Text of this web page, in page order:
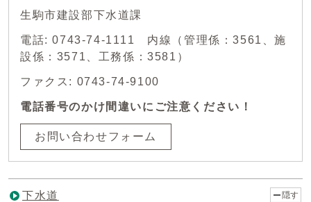
生駒市建設部下水道課
電話: 0743-74-1111 内線（管理係：3561、施
設係：3571、工務係：3581）
ファクス: 0743-74-9100
電話番号のかけ間違いにご注意ください！
お問い合わせフォーム
下水道 隠す